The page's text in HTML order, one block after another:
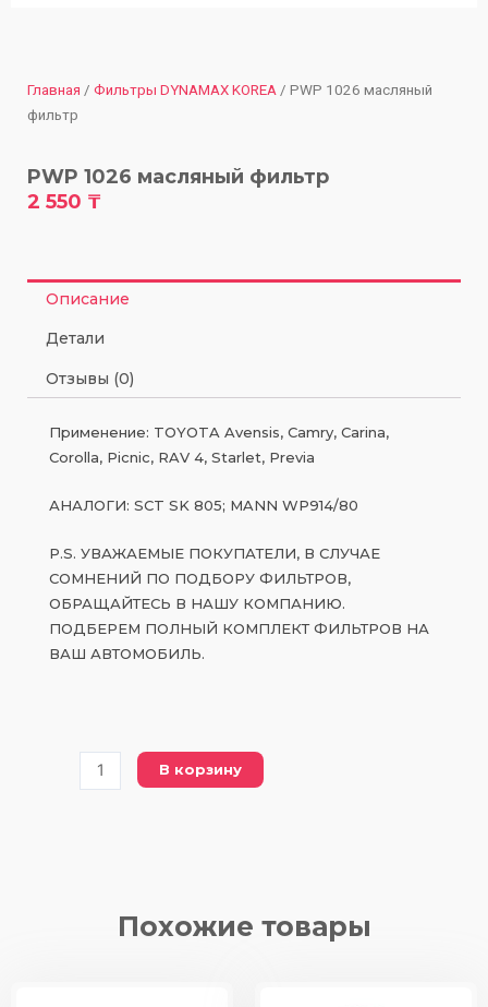
Главная / Фильтры DYNAMAX KOREA / PWP 1026 масляный
фильтр
PWP 1026 масляный фильтр
2 550 ₸
Описание
Детали
Отзывы (0)
Применение: TOYOTA Avensis, Camry, Carina,
Corolla, Picnic, RAV 4, Starlet, Previa
АНАЛОГИ: SCT SK 805; MANN WP914/80
P.S. УВАЖАЕМЫЕ ПОКУПАТЕЛИ, В СЛУЧАЕ
СОМНЕНИЙ ПО ПОДБОРУ ФИЛЬТРОВ,
ОБРАЩАЙТЕСЬ В НАШУ КОМПАНИЮ.
ПОДБЕРЕМ ПОЛНЫЙ КОМПЛЕКТ ФИЛЬТРОВ НА
ВАШ АВТОМОБИЛЬ.
Количество
товара
В корзину
Похожие товары